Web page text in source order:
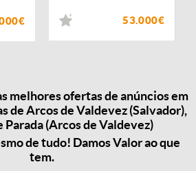
53.000€
melhores ofertas de anúncios em
de Arcos de Valdevez (Salvador),
Parada (Arcos de Valdevez)
de tudo! Damos Valor ao que
tem.